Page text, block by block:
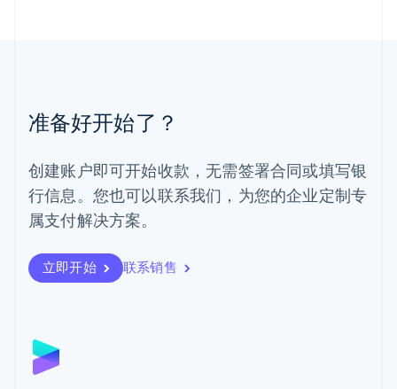
准备好开始了？
创建账户即可开始收款，无需签署合同或填写银
行信息。您也可以联系我们，为您的企业定制专
属支付解决方案。
立即开始 联系销售
挪威
葡萄牙
Português English
日本
日本語English
瑞典
瑞士
DeutschFrançais
English
斯洛文尼亚